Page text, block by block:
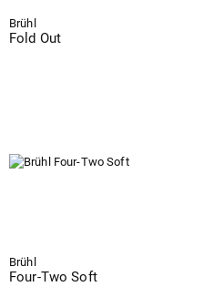
Brühl
Fold Out
Brühl
Four-Two Soft